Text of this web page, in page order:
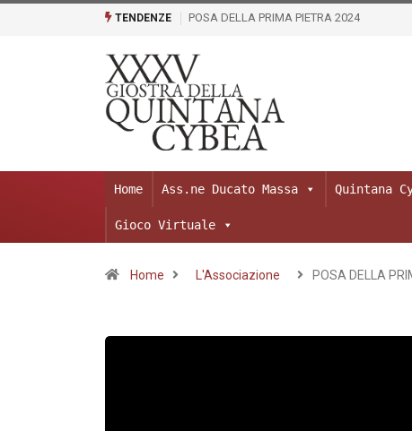
TENDENZE POSA DELLA PRIMA PIETRA 2024
Home Ass.ne Ducato Massa Quintana
Gioco Virtuale
Home L'Associazione POSA DELLA